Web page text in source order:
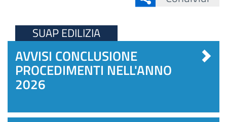
SUAP EDILIZIA
AVVISI CONCLUSIONE
PROCEDIMENTI NELL'ANNO
2026